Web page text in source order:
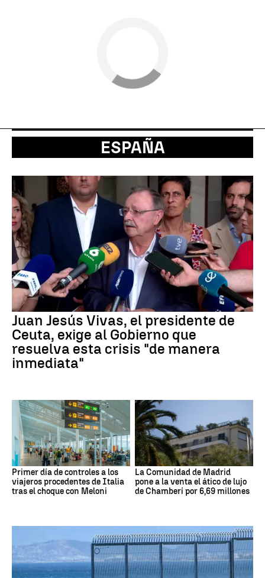
ESPAÑA
Juan Jesús Vivas, el presidente de
Ceuta, exige al Gobierno que
resuelva esta crisis "de manera
inmediata"
Primer día de controles a los
viajeros procedentes de Italia
tras el choque con Meloni
La Comunidad de Madrid
pone a la venta el ático de lujo
de Chamberí por 6,69 millones